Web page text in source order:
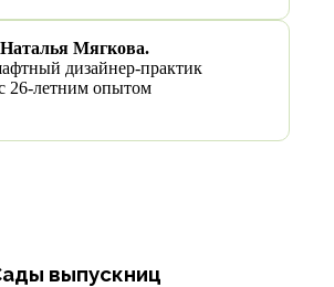
Наталья Мягкова.
дизайнер-практик
26-летним опытом
выпускниц